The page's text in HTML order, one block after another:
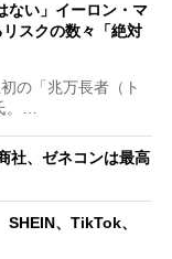
ない」イーロン・マ
スクの数々「絶対
の「兆万長者（ト
。…
社、ゼネコンは最高
、TikTok、